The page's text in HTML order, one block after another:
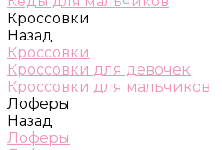
Кроссовки
Назад
Кроссовки
Кроссовки для девочек
Кроссовки для мальчиков
Лоферы
Назад
Лоферы